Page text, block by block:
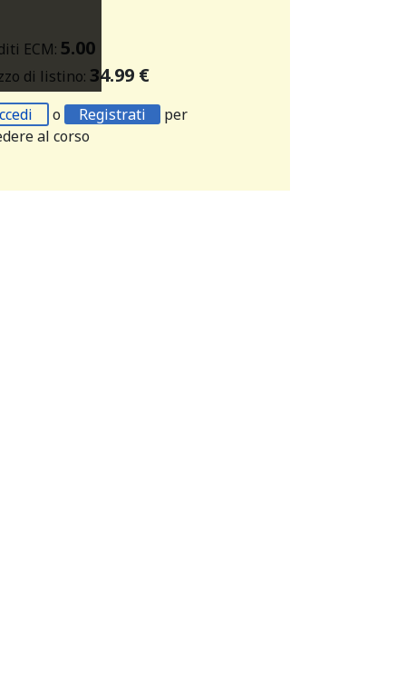
ECM: 5.00
di listino: 34.99 €
o Registrati
per
al corso